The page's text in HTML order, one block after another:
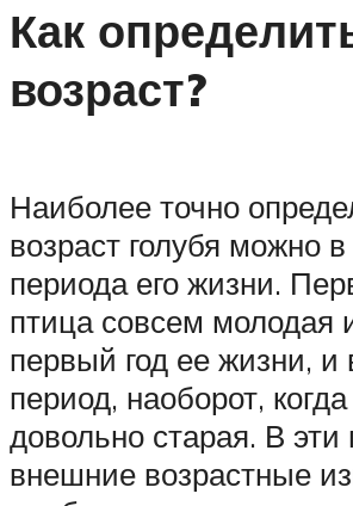
Как
возраст?
Наиболее точно
возраст голубя можно
периода его жизни.
птица совсем молодая
первый год ее жизни, и
период, наоборот,
довольно старая. В
внешние возрастные